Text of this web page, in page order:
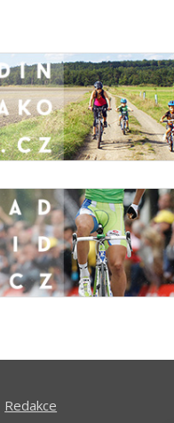
Redakce